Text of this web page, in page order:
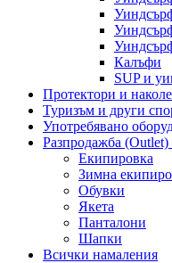
Калъфи
SUP и
Протектори и
Туризъм и други
Употребявано
Разпродажба (Outlet)
Екипировка
Зимна
Обувки
Якета
Панталони
Шапки
Всички намаления